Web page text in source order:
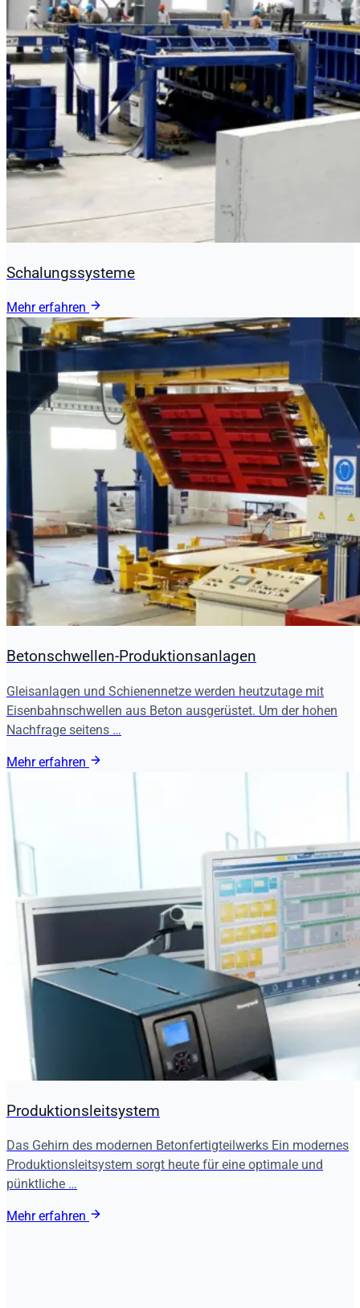
Schalungssysteme
Mehr erfahren
Betonschwellen-Produktionsanlagen
Gleisanlagen und Schienennetze werden heutzutage mit
Eisenbahnschwellen aus Beton ausgerüstet. Um der hohen
Nachfrage seitens …
Mehr erfahren
Produktionsleitsystem
Das Gehirn des modernen Betonfertigteilwerks Ein modernes
Produktionsleitsystem sorgt heute für eine optimale und
pünktliche …
Mehr erfahren